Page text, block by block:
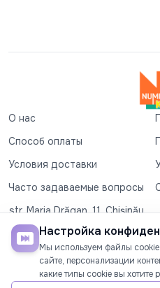
О нас
Способ оплаты
Условия доставки
Часто задаваемые вопросы
str. Maria Drăgan, 11, Chișinău
+37360327279
©2026Numina Kids.
Настройка
Мы используем файлы
сайте, персонализации
какие типы cookie вы хотите